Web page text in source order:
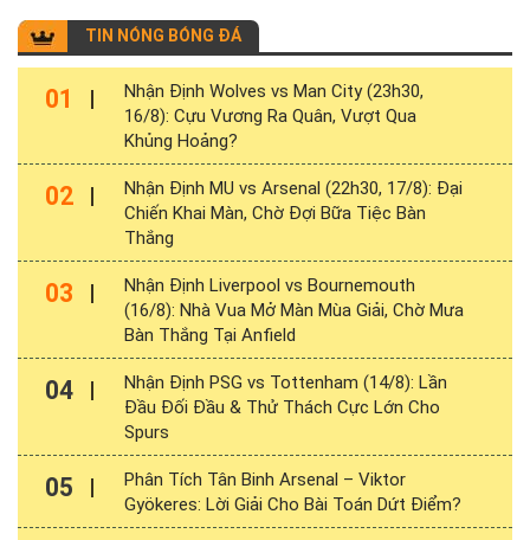
TIN NÓNG BÓNG ĐÁ
01
Nhận Định Wolves vs Man City (23h30,
16/8): Cựu Vương Ra Quân, Vượt Qua
Khủng Hoảng?
02
Nhận Định MU vs Arsenal (22h30, 17/8): Đại
Chiến Khai Màn, Chờ Đợi Bữa Tiệc Bàn
Thắng
03
Nhận Định Liverpool vs Bournemouth
(16/8): Nhà Vua Mở Màn Mùa Giải, Chờ Mưa
Bàn Thắng Tại Anfield
04
Nhận Định PSG vs Tottenham (14/8): Lần
Đầu Đối Đầu & Thử Thách Cực Lớn Cho
Spurs
05
Phân Tích Tân Binh Arsenal – Viktor
Gyökeres: Lời Giải Cho Bài Toán Dứt Điểm?